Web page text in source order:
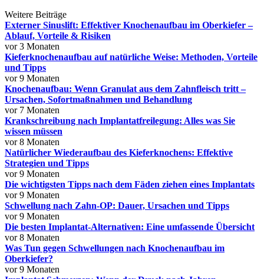
Weitere Beiträge
Externer Sinuslift: Effektiver Knochenaufbau im Oberkiefer –
Ablauf, Vorteile & Risiken
vor 3 Monaten
Kieferknochenaufbau auf natürliche Weise: Methoden, Vorteile
und Tipps
vor 9 Monaten
Knochenaufbau: Wenn Granulat aus dem Zahnfleisch tritt –
Ursachen, Sofortmaßnahmen und Behandlung
vor 7 Monaten
Krankschreibung nach Implantatfreilegung: Alles was Sie
wissen müssen
vor 8 Monaten
Natürlicher Wiederaufbau des Kieferknochens: Effektive
Strategien und Tipps
vor 9 Monaten
Die wichtigsten Tipps nach dem Fäden ziehen eines Implantats
vor 9 Monaten
Schwellung nach Zahn-OP: Dauer, Ursachen und Tipps
vor 9 Monaten
Die besten Implantat-Alternativen: Eine umfassende Übersicht
vor 8 Monaten
Was Tun gegen Schwellungen nach Knochenaufbau im
Oberkiefer?
vor 9 Monaten